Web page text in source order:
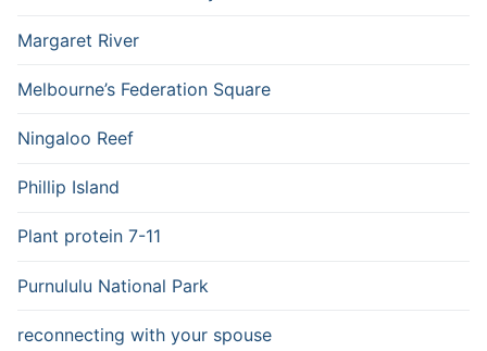
Margaret River
Melbourne’s Federation Square
Ningaloo Reef
Phillip Island
Plant protein 7-11
Purnululu National Park
reconnecting with your spouse